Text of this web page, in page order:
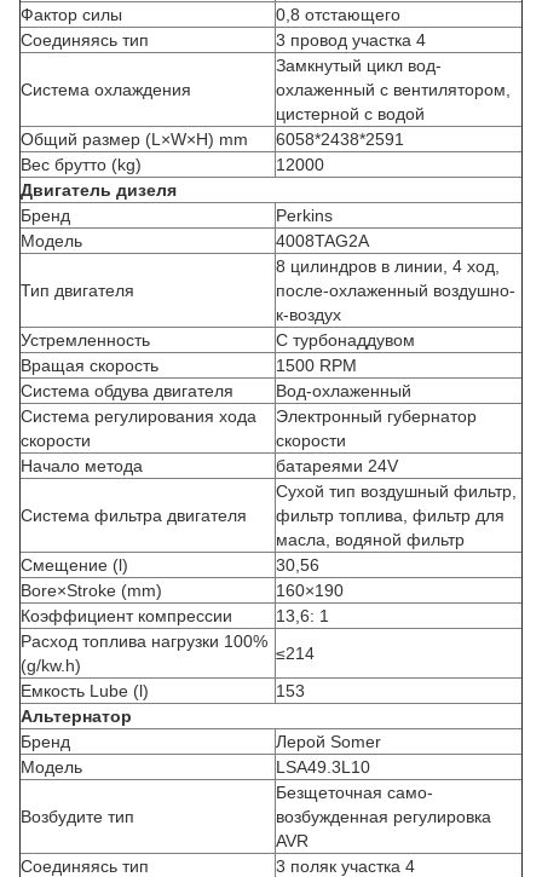
Фактор силы
0,8 отстающего
Соединяясь тип
3 провод участка 4
Система охлаждения
Замкнутый цикл вод-
охлаженный с вентилятором,
цистерной с водой
Общий размер (L×W×H) mm
6058*2438*2591
Вес брутто (kg)
12000
Двигатель дизеля
Бренд
Perkins
Модель
4008TAG2A
Тип двигателя
8 цилиндров в линии, 4 ход,
после-охлаженный воздушно-
к-воздух
Устремленность
С турбонаддувом
Вращая скорость
1500 RPM
Система обдува двигателя
Вод-охлаженный
Система регулирования хода
скорости
Электронный губернатор
скорости
Начало метода
батареями 24V
Система фильтра двигателя
Сухой тип воздушный фильтр,
фильтр топлива, фильтр для
масла, водяной фильтр
Смещение (l)
30,56
Bore×Stroke (mm)
160×190
Коэффициент компрессии
13,6: 1
Расход топлива нагрузки 100%
(g/kw.h)
≤214
Емкость Lube (l)
153
Альтернатор
Бренд
Лерой Somer
Модель
LSA49.3L10
Возбудите тип
Безщеточная само-
возбужденная регулировка
AVR
Соединяясь тип
3 поляк участка 4